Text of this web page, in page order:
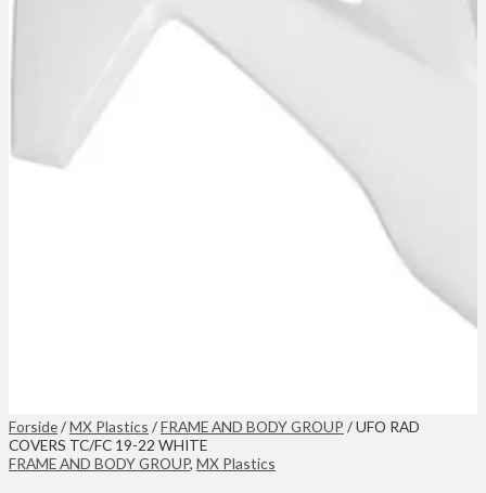
Forside/MX Plastics /FRAME AND BODY GROUP / UFO RAD
COVERS TC/FC 19-22 WHITE
FRAME AND BODY GROUP, MX Plastics